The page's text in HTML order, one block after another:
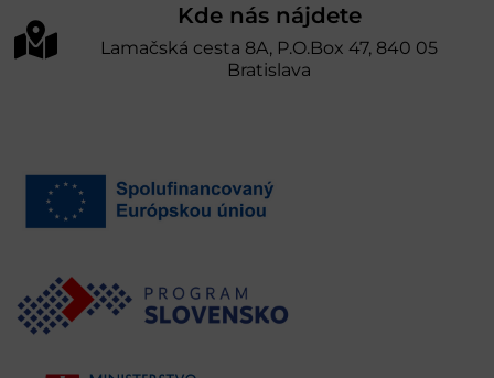
Kde nás nájdete
Lamačská cesta 8A, P.O.Box 47, 840 05
Bratislava